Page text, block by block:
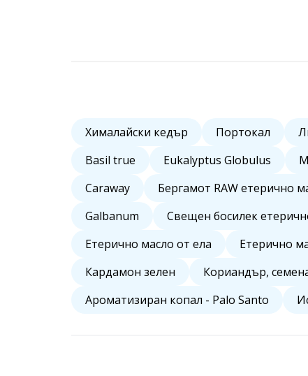
Хималайски кедър Портокал
Basil true
Eukalyptus Globulus
Caraway
Бергамот RAW етерично
Galbanum
Свещен босилек
Етерично масло от ела
Етерично
Кардамон зелен
Кориандър,
Ароматизиран копал - Palo Santo